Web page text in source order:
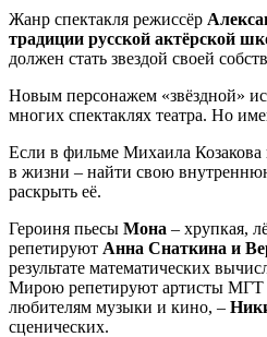
Жанр спектакля режиссёр
традиции русской актёрской
должен стать звездой своей
Новым персонажем «звёздной»
многих спектаклях театра. Но
Если в фильме Михаила Козакова
в жизни – найти свою
раскрыть её.
Героиня пьесы Мона – хрупкая,
репетируют Анна Снаткина и
результате математических
Мирою репетируют артисты МГТ
любителям музыки и кино, –
сценических.